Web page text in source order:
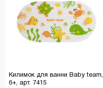
Килимок для ванни Baby team,
6+, арт. 7415